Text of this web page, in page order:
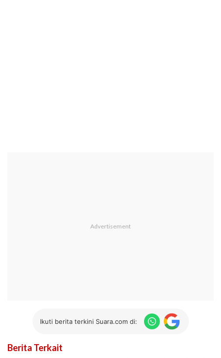
Ikuti berita terkini Suara.com di:
Berita Terkait